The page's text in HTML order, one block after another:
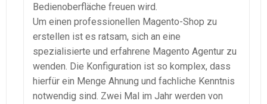
Bedienoberfläche freuen wird.
Um einen professionellen Magento-Shop zu
erstellen ist es ratsam, sich an eine
spezialisierte und erfahrene Magento Agentur zu
wenden. Die Konfiguration ist so komplex, dass
hierfür ein Menge Ahnung und fachliche Kenntnis
notwendig sind. Zwei Mal im Jahr werden von